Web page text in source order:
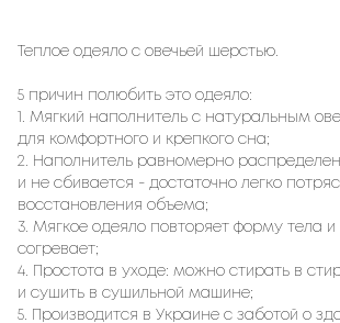
Теплое одеяло с овечьей шерстью.
5 причин полюбить это одеяло:
1. Мягкий наполнитель с натуральным
для комфортного и крепкого сна;
2. Наполнитель равномерно
и не сбивается - достаточно легко
восстановления объема;
3. Мягкое одеяло повторяет форму тела
согревает;
4. Простота в уходе: можно стирать в
и сушить в сушильной машине;
5. Производится в Украине с заботой о